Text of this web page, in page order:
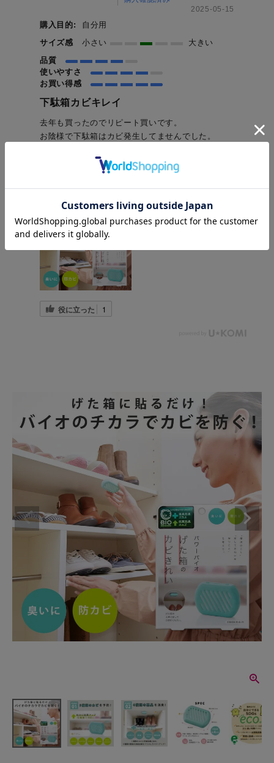
2025-05-15
購入目的:
自分用
サイズ感
小さい
大きい
品質
使いやすさ
お買い得感
下駄箱カビキレイ
去年も買ったのでリピート買いです。
お陰様で下駄箱はカビ発生してませんでした。
シューボックスの天井は壁紙なのでシールを貼ると
跡が残るのが難点
役に立った 1